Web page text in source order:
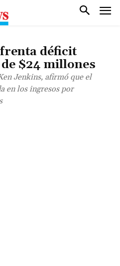
déficit
$24 millones
Jenkins, afirmó que el
en los ingresos por